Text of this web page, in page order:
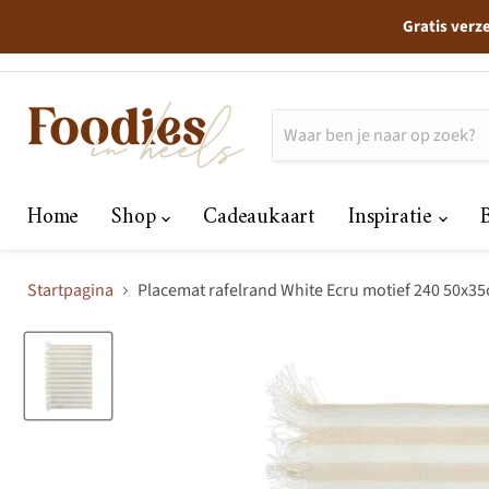
Gratis
Home Shop Cadeaukaart Inspiratie
Startpagina Placemat rafelrand White Ecru motief 240